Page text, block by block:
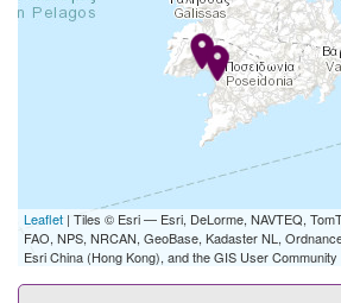
Leaflet | Tiles © Esri — Esri, DeLorme, NAVTEQ,
FAO, NPS, NRCAN, GeoBase, Kadaster NL,
Esri China (Hong Kong), and the GIS User Community